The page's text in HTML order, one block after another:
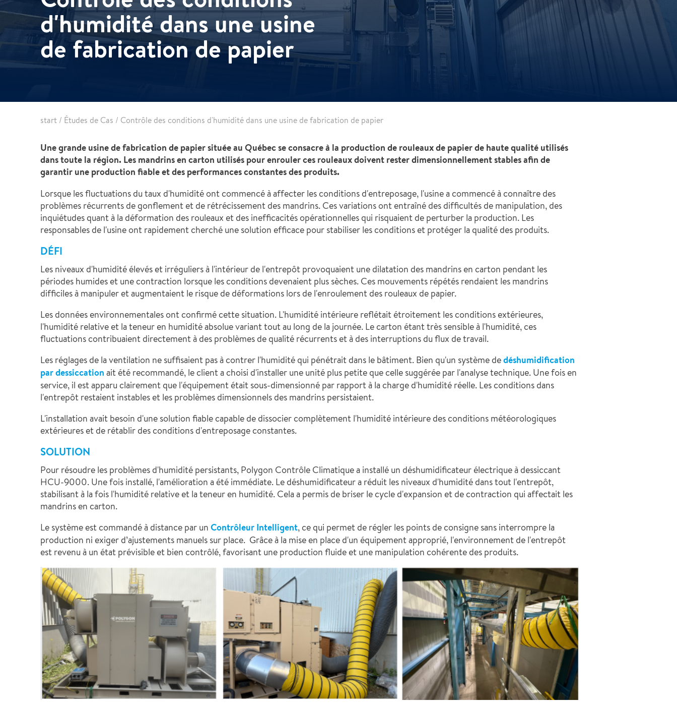
d'humidité dans une usine
de fabrication de papier
start / Études de Cas / Contrôle des conditions d'humidité dans une usine de fabrication de papier
Une grande usine de fabrication de papier située au Québec se consacre à la production de rouleaux de papier de haute qualité utilisés
dans toute la région. Les mandrins en carton utilisés pour enrouler ces rouleaux doivent rester dimensionnellement stables afin de
garantir une production fiable et des performances constantes des produits.
Lorsque les fluctuations du taux d'humidité ont commencé à affecter les conditions d'entreposage, l'usine a commencé à connaître des
problèmes récurrents de gonflement et de rétrécissement des mandrins. Ces variations ont entraîné des difficultés de manipulation, des
inquiétudes quant à la déformation des rouleaux et des inefficacités opérationnelles qui risquaient de perturber la production. Les
responsables de l'usine ont rapidement cherché une solution efficace pour stabiliser les conditions et protéger la qualité des produits.
DÉFI
Les niveaux d'humidité élevés et irréguliers à l'intérieur de l'entrepôt provoquaient une dilatation des mandrins en carton pendant les
périodes humides et une contraction lorsque les conditions devenaient plus sèches. Ces mouvements répétés rendaient les mandrins
difficiles à manipuler et augmentaient le risque de déformations lors de l'enroulement des rouleaux de papier.
Les données environnementales ont confirmé cette situation. L'humidité intérieure reflétait étroitement les conditions extérieures,
l'humidité relative et la teneur en humidité absolue variant tout au long de la journée. Le carton étant très sensible à l'humidité, ces
fluctuations contribuaient directement à des problèmes de qualité récurrents et à des interruptions du flux de travail.
Les réglages de la ventilation ne suffisaient pas à contrer l'humidité qui pénétrait dans le bâtiment. Bien qu'un système dedéshumidification
par dessiccation ait été recommandé, le client a choisi d'installer une unité plus petite que celle suggérée par l'analyse technique. Une fois en
service, il est apparu clairement que l'équipement était sous-dimensionné par rapport à la charge d'humidité réelle. Les conditions dans
l'entrepôt restaient instables et les problèmes dimensionnels des mandrins persistaient.
L'installation avait besoin d'une solution fiable capable de dissocier complètement l'humidité intérieure des conditions météorologiques
extérieures et de rétablir des conditions d'entreposage constantes.
SOLUTION
Pour résoudre les problèmes d'humidité persistants, Polygon Contrôle Climatique a installé un déshumidificateur électrique à dessiccant
HCU-9000. Une fois installé, l'amélioration a été immédiate. Le déshumidificateur a réduit les niveaux d'humidité dans tout l'entrepôt,
stabilisant à la fois l'humidité relative et la teneur en humidité. Cela a permis de briser le cycle d'expansion et de contraction qui affectait les
mandrins en carton.
Le système est commandé à distance par un Contrôleur Intelligent, ce qui permet de régler les points de consigne sans interrompre la
production ni exiger d’ajustements manuels sur place. Grâce à la mise en place d'un équipement approprié, l'environnement de l'entrepôt
est revenu à un état prévisible et bien contrôlé, favorisant une production fluide et une manipulation cohérente des produits.